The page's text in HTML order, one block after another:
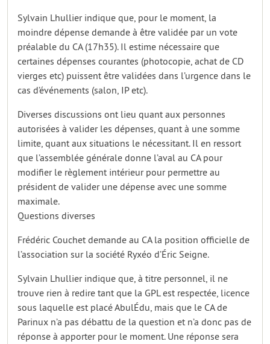
Sylvain Lhullier indique que, pour le moment, la
moindre dépense demande à être validée par un vote
préalable du CA (17h35). Il estime nécessaire que
certaines dépenses courantes (photocopie, achat de CD
vierges etc) puissent être validées dans l’urgence dans le
cas d’événements (salon, IP etc).
Diverses discussions ont lieu quant aux personnes
autorisées à valider les dépenses, quant à une somme
limite, quant aux situations le nécessitant. Il en ressort
que l’assemblée générale donne l’aval au CA pour
modifier le règlement intérieur pour permettre au
président de valider une dépense avec une somme
maximale.
Questions diverses
Frédéric Couchet demande au CA la position officielle de
l’association sur la société Ryxéo d’Éric Seigne.
Sylvain Lhullier indique que, à titre personnel, il ne
trouve rien à redire tant que la GPL est respectée, licence
sous laquelle est placé AbulÉdu, mais que le CA de
Parinux n’a pas débattu de la question et n’a donc pas de
réponse à apporter pour le moment. Une réponse sera